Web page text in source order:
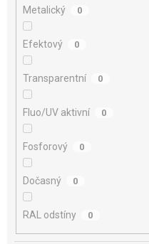
Metalický 0
Efektový 0
Transparentní 0
Fluo/UV aktivní 0
Fosforový 0
Dočasný 0
RAL odstíny 0